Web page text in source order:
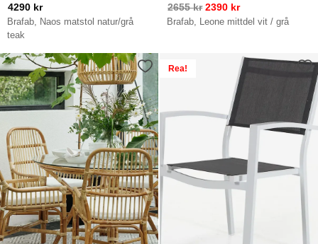
Brafab, Naos matstol natur/grå
teak
4290 kr
Brafab, Leone mittdel vit / grå
2655kr 2390 kr
Rea!